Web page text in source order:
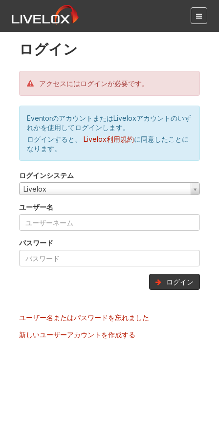
ログイン
アクセスにはログインが必要です。
EventorのアカウントまたはLiveloxアカウントのいず
れかを使用してログインします。
ログインすると、
Livelox利用規約に同意したことに
なります。
ログインシステム
Livelox
ユーザー名
パスワード
ログイン
ユーザー名またはパスワードを忘れました
新しいユーザーアカウントを作成する